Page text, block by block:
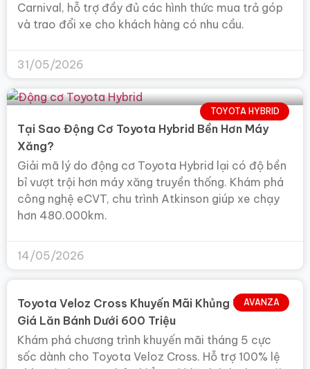
Carnival, hỗ trợ đầy đủ các hình thức mua trả góp
và trao đổi xe cho khách hàng có nhu cầu.
31/05/2026
TOYOTA HYBRID
Tại Sao Động Cơ Toyota Hybrid Bền Hơn Máy
Xăng?
Giải mã lý do động cơ Toyota Hybrid lại có độ bền
bỉ vượt trội hơn máy xăng truyền thống. Khám phá
công nghệ eCVT, chu trình Atkinson giúp xe chạy
hơn 480.000km.
14/05/2026
AVANZA
Toyota Veloz Cross Khuyến Mãi Khủng Tháng 5,
Giá Lăn Bánh Dưới 600 Triệu
Khám phá chương trình khuyến mãi tháng 5 cực
sốc dành cho Toyota Veloz Cross. Hỗ trợ 100% lệ